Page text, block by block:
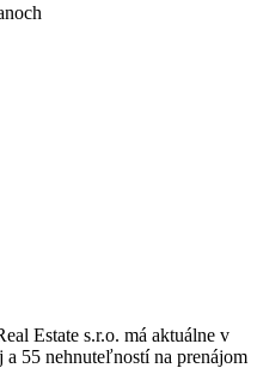
Estate s.r.o. má aktuálne v
a 55 nehnuteľnostína prenájom